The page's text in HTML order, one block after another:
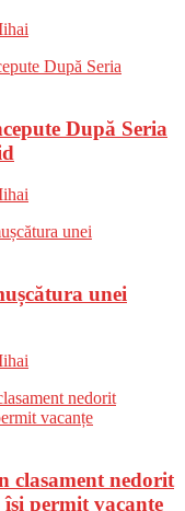
După Seria
unei
clasament nedorit
permit vacanțe